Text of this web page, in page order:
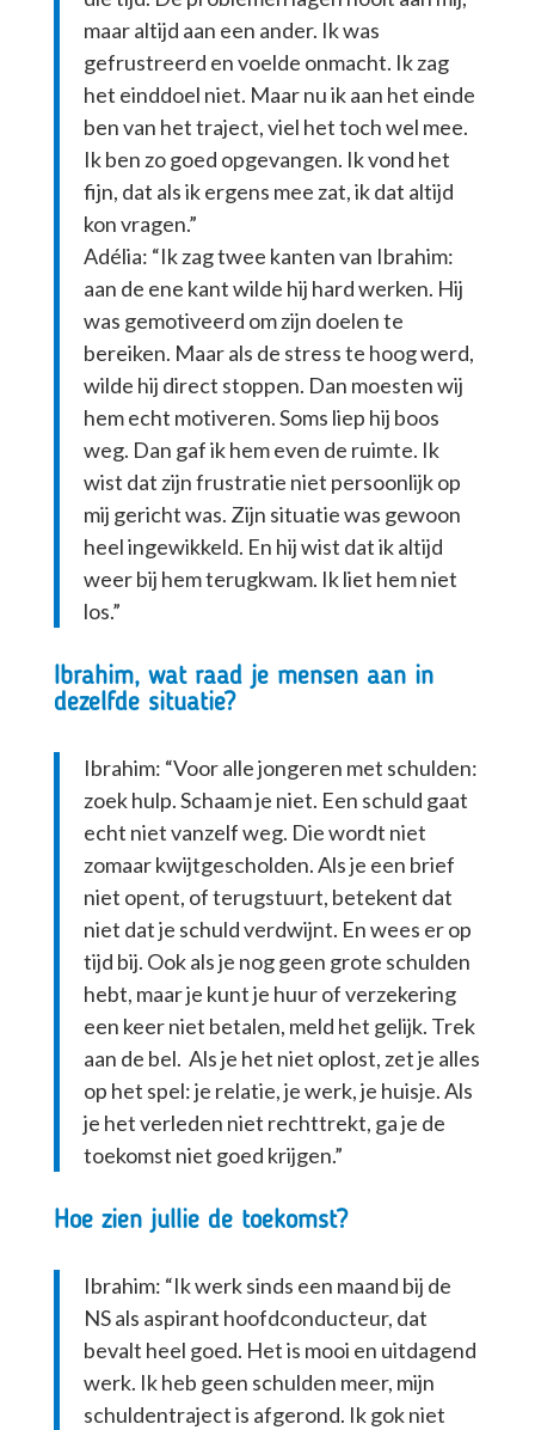
maar altijd aan een ander. Ik was
gefrustreerd en voelde onmacht. Ik zag
het einddoel niet. Maar nu ik aan het einde
ben van het traject, viel het toch wel mee.
Ik ben zo goed opgevangen. Ik vond het
fijn, dat als ik ergens mee zat, ik dat altijd
kon vragen.”
Adélia: “Ik zag twee kanten van Ibrahim:
aan de ene kant wilde hij hard werken. Hij
was gemotiveerd om zijn doelen te
bereiken. Maar als de stress te hoog werd,
wilde hij direct stoppen. Dan moesten wij
hem echt motiveren. Soms liep hij boos
weg. Dan gaf ik hem even de ruimte. Ik
wist dat zijn frustratie niet persoonlijk op
mij gericht was. Zijn situatie was gewoon
heel ingewikkeld. En hij wist dat ik altijd
weer bij hem terugkwam. Ik liet hem niet
los.”
Ibrahim, wat raad je mensen aan in
dezelfde situatie?
Ibrahim: “Voor alle jongeren met schulden:
zoek hulp. Schaam je niet. Een schuld gaat
echt niet vanzelf weg. Die wordt niet
zomaar kwijtgescholden. Als je een brief
niet opent, of terugstuurt, betekent dat
niet dat je schuld verdwijnt. En wees er op
tijd bij. Ook als je nog geen grote schulden
hebt, maar je kunt je huur of verzekering
een keer niet betalen, meld het gelijk. Trek
aan de bel. Als je het niet oplost, zet je alles
op het spel: je relatie, je werk, je huisje. Als
je het verleden niet rechttrekt, ga je de
toekomst niet goed krijgen.”
Hoe zien jullie de toekomst?
Ibrahim: “Ik werk sinds een maand bij de
NS als aspirant hoofdconducteur, dat
bevalt heel goed. Het is mooi en uitdagend
werk. Ik heb geen schulden meer, mijn
schuldentraject is afgerond. Ik gok niet